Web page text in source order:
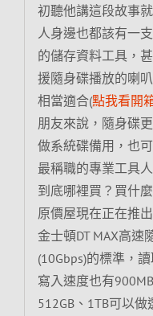
初聽他講這段故事
人身邊也都該有一
的儲存資料工具，
援隨身碟播放的喇
相當適合(點我看開
朋友來說，隨身碟
做系統碟備用，也
最稱職的專業工具
到底哪裡買？買什
原價屋現在正在推
金士頓DT MAX高速
(10Gbps)的標準，
寫入速度也有
512GB、1TB可以